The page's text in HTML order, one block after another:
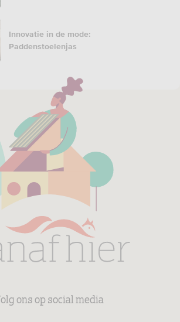
Innovatie in de mode:
Paddenstoelenjas
ons op social media